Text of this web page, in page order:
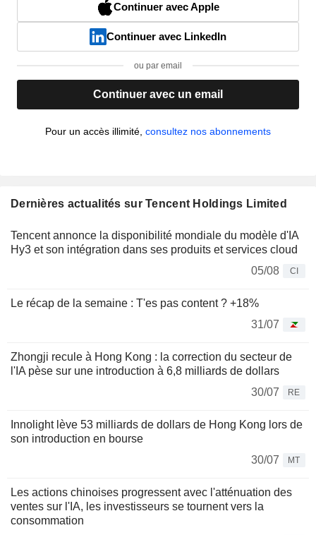
Continuer avec Apple
Continuer avec LinkedIn
ou par email
Continuer avec un email
Pour un accès illimité, consultez nos abonnements
Dernières actualités sur Tencent Holdings Limited
Tencent annonce la disponibilité mondiale du modèle d'IA
Hy3 et son intégration dans ses produits et services cloud
05/08
CI
Le récap de la semaine : T'es pas content ? +18%
31/07
Zhongji recule à Hong Kong : la correction du secteur de
l'IA pèse sur une introduction à 6,8 milliards de dollars
30/07
RE
Innolight lève 53 milliards de dollars de Hong Kong lors de
son introduction en bourse
30/07
MT
Les actions chinoises progressent avec l'atténuation des
ventes sur l'IA, les investisseurs se tournent vers la
consommation